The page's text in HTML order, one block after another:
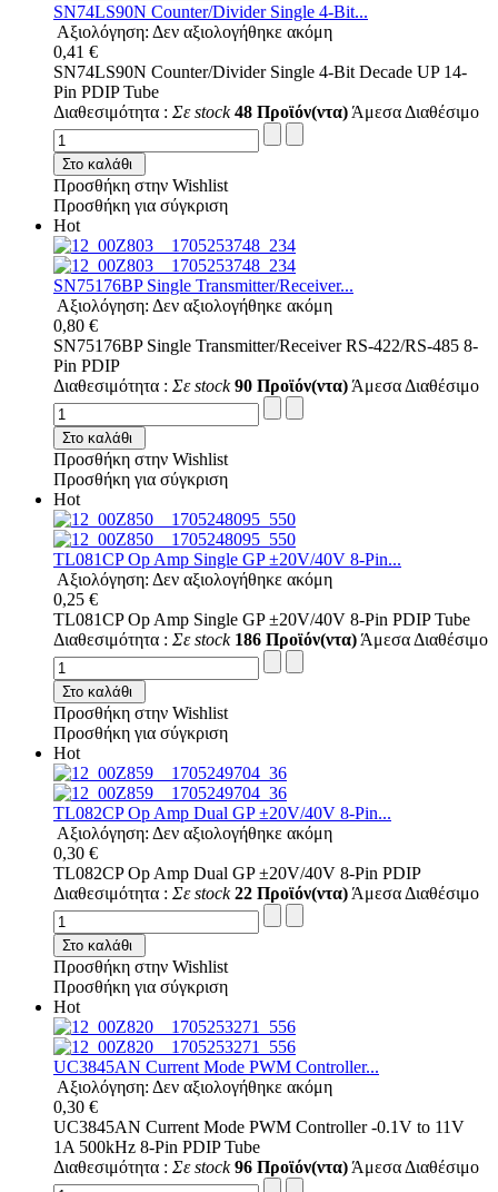
SN74LS90N Counter/Divider Single 4-Bit...
Αξιολόγηση: Δεν αξιολογήθηκε ακόμη
0,41 €
SN74LS90N Counter/Divider Single 4-Bit Decade UP 14-
Pin PDIP Tube
Διαθεσιμότητα : Σε stock 48 Προϊόν(ντα) Άμεσα Διαθέσιμο
Στο καλάθι
Προσθήκη στην Wishlist
Προσθήκη για σύγκριση
Hot
SN75176BP Single Transmitter/Receiver...
Αξιολόγηση: Δεν αξιολογήθηκε ακόμη
0,80 €
SN75176BP Single Transmitter/Receiver RS-422/RS-485 8-
Pin PDIP
Διαθεσιμότητα : Σε stock 90 Προϊόν(ντα) Άμεσα Διαθέσιμο
Στο καλάθι
Προσθήκη στην Wishlist
Προσθήκη για σύγκριση
Hot
TL081CP Op Amp Single GP ±20V/40V 8-Pin...
Αξιολόγηση: Δεν αξιολογήθηκε ακόμη
0,25 €
TL081CP Op Amp Single GP ±20V/40V 8-Pin PDIP Tube
Διαθεσιμότητα : Σε stock 186 Προϊόν(ντα) Άμεσα Διαθέσιμο
Στο καλάθι
Προσθήκη στην Wishlist
Προσθήκη για σύγκριση
Hot
TL082CP Op Amp Dual GP ±20V/40V 8-Pin...
Αξιολόγηση: Δεν αξιολογήθηκε ακόμη
0,30 €
TL082CP Op Amp Dual GP ±20V/40V 8-Pin PDIP
Διαθεσιμότητα : Σε stock 22 Προϊόν(ντα) Άμεσα Διαθέσιμο
Στο καλάθι
Προσθήκη στην Wishlist
Προσθήκη για σύγκριση
Hot
UC3845AN Current Mode PWM Controller...
Αξιολόγηση: Δεν αξιολογήθηκε ακόμη
0,30 €
UC3845AN Current Mode PWM Controller -0.1V to 11V
1A 500kHz 8-Pin PDIP Tube
Διαθεσιμότητα : Σε stock 96 Προϊόν(ντα) Άμεσα Διαθέσιμο